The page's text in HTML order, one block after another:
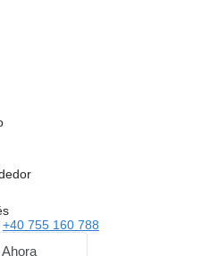
+40 755 160 788